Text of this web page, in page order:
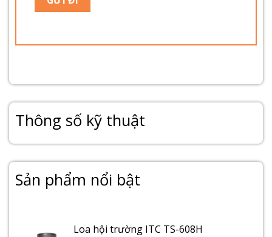
Thông số kỹ thuật
Sản phẩm nổi bật
Loa hội trường ITC TS-608H